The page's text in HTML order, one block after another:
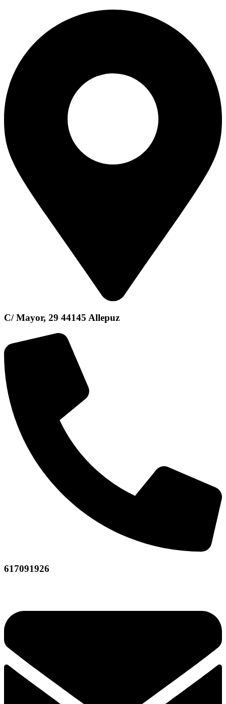
C/ Mayor, 29 44145 Allepuz
617091926